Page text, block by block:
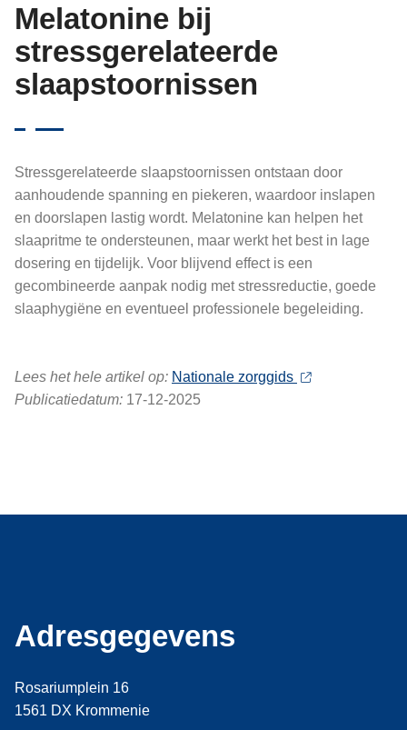
Melatonine bij
stressgerelateerde
slaapstoornissen
Stressgerelateerde slaapstoornissen ontstaan door
aanhoudende spanning en piekeren, waardoor inslapen
en doorslapen lastig wordt. Melatonine kan helpen het
slaapritme te ondersteunen, maar werkt het best in lage
dosering en tijdelijk. Voor blijvend effect is een
gecombineerde aanpak nodig met stressreductie, goede
slaaphygiëne en eventueel professionele begeleiding.
Lees het hele artikel op: Nationale zorggids
Publicatiedatum: 17-12-2025
Adresgegevens
Rosariumplein 16
1561 DX Krommenie